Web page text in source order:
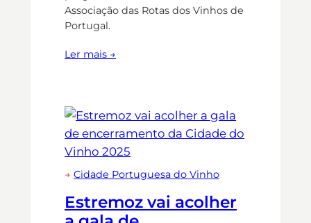
Associação das Rotas dos Vinhos de
Portugal.
Ler mais →
→Cidade Portuguesa do Vinho
Estremoz vai acolher